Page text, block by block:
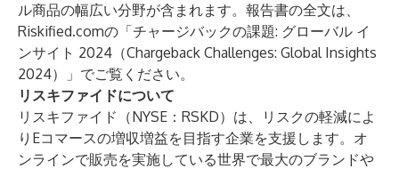
ル商品の幅広い分野が含まれます。報告書の全文は、
Riskified.comの 「チャージバックの課題: グローバル イ
ンサイト 2024（Chargeback Challenges: Global Insights
2024）」 でご覧ください。
リスキファイドについて
リスキファイド（NYSE：RSKD）は、リスクの軽減によ
りEコマースの増収増益を目指す企業を支援します。オ
ンラインで販売を実施している世界で最大のブランドや